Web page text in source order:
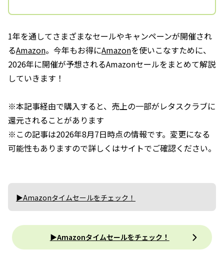
1年を通してさまざまなセールやキャンペーンが開催され
るAmazon。今年もお得にAmazonを使いこなすために、
2026年に開催が予想されるAmazonセールをまとめて解説
していきます！
※本記事経由で購入すると、売上の一部がレタスクラブに
還元されることがあります
※この記事は2026年8月7日時点の情報です。変更になる
可能性もありますので詳しくはサイトでご確認ください。
▶Amazonタイムセールをチェック！
▶Amazonタイムセールをチェック！